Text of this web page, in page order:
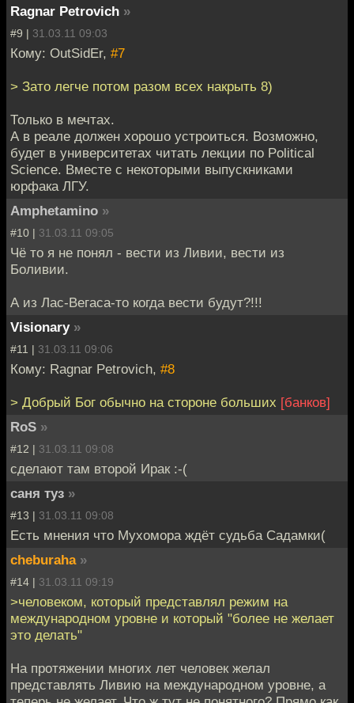
Ragnar Petrovich »
#9 | 31.03.11 09:03
Кому: OutSidEr, #7
> Зато легче потом разом всех накрыть 8)
Только в мечтах.
А в реале должен хорошо устроиться. Возможно,
будет в университетах читать лекции по Political
Science. Вместе с некоторыми выпускниками
юрфака ЛГУ.
Amphetamino »
#10 | 31.03.11 09:05
Чё то я не понял - вести из Ливии, вести из
Боливии.
А из Лас-Вегаса-то когда вести будут?!!!
Visionary »
#11 | 31.03.11 09:06
Кому: Ragnar Petrovich, #8
> Добрый Бог обычно на стороне больших [банков]
RoS »
#12 | 31.03.11 09:08
сделают там второй Ирак :-(
саня туз »
#13 | 31.03.11 09:08
Есть мнения что Мухомора ждёт судьба Садамки(
cheburaha »
#14 | 31.03.11 09:19
>человеком, который представлял режим на
международном уровне и который "более не желает
это делать"
На протяжении многих лет человек желал
представлять Ливию на международном уровне, а